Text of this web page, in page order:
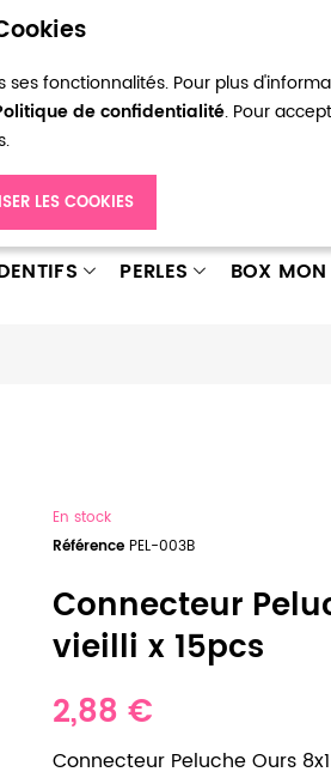
fonctionnalités. Pour plus
de confidentialité. Pour
LES COOKIES
Connexion
PERLES BOX
En stock
Référence PEL-003B
Connecteur
vieilli x 15pcs
2,88 €
Connecteur Peluche Ours